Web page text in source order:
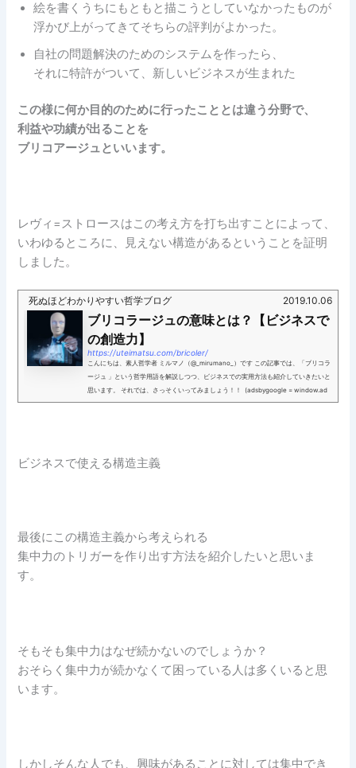
絵を書くうちにもともと描こうとしていなかったものが
浮かび上がってきてそちらの評判がよかった。
自社の問題解決のためのシステムを作ったら、
それに特許がついて、新しいビジネスが生まれた
この様に何か目的のために行ったこととは違う分野で、
利益や功績が出ることを
ブリコアージュといいます。
レヴィ=ストロースはこの考え方を打ち出すことによって、
いわゆるところに、見えない構造があるということを証明
しました。
死ぬほどわかりやすい哲学ブログ 2019.10.06
ブリコラージュの意味とは？【ビジネスで
の創造力】
https://uteimatsu.com/bricoler/
こんにちは、素人哲学者 ミルマノ（@_mirumano_）です この記事では、「ブリコラ
ージュ 」という哲学用語を解説しつつ、ビジネスでの実用方法も紹介していきたいと
思います。 それでは、さっそくいってみましょう！！ (adsbygoogle = window.ad
s...
ビジネスで使える構造主義
最後にこの構造主義から考えられる
集中力のトリガーを作り出す方法を紹介したいと思いま
す。
そもそも集中力はなぜ続かないのでしょうか？
おそらく集中力が続かなくて困っている人は多くいると思
います。
しかしそんな人でも、興味があることに対しては集中でき